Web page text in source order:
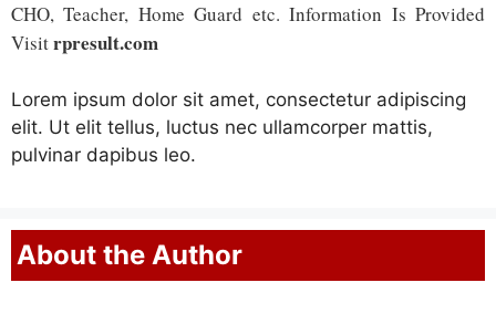
CHO, Teacher, Home Guard etc. Information Is Provided
Visitrpresult.com
Lorem ipsum dolor sit amet, consectetur adipiscing
elit. Ut elit tellus, luctus nec ullamcorper mattis,
pulvinar dapibus leo.
About the Author